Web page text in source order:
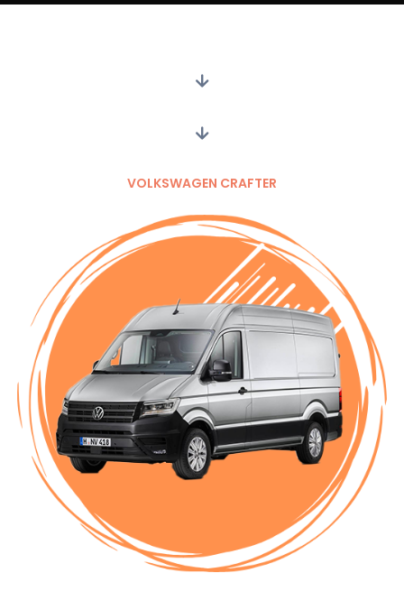
VOLKSWAGEN CRAFTER